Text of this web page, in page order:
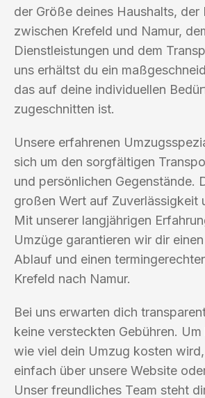
der Größe deines Haushalts, der
zwischen Krefeld und Namur,
Dienstleistungen und dem
uns erhältst du ein
das auf deine individuellen
zugeschnitten ist.
Unsere erfahrenen
sich um den sorgfältigen
und persönlichen Gegenstände.
großen Wert auf Zuverlässigkeit
Mit unserer langjährigen
Umzüge garantieren wir dir
Ablauf und einen
Krefeld nach Namur.
Bei uns erwarten dich
keine versteckten Gebühren.
wie viel dein Umzug kosten wird,
einfach über unsere Website
Unser freundliches Team steht